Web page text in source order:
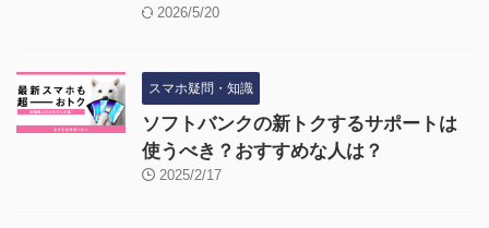
2026/5/20
スマホ疑問・知識
ソフトバンクの新トクするサポートは
使うべき？おすすめな人は？
2025/2/17